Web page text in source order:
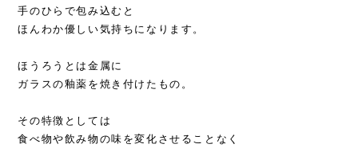
手のひらで包み込むと
ほんわか優しい気持ちになります。
ほうろうとは金属に
ガラスの釉薬を焼き付けたもの。
その特徴としては
食べ物や飲み物の味を変化させることなく